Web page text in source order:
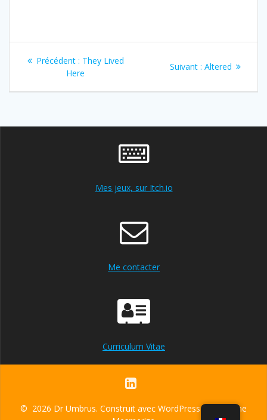
Navigation
Précédent : Article
précédent
They Lived
Here
Suivant : Article
:
Altered
Mes jeux, sur Itch.io
Me contacter
Curriculum Vitae
© 2026 Dr Umbrus. Construit avec WordPress et le
thème